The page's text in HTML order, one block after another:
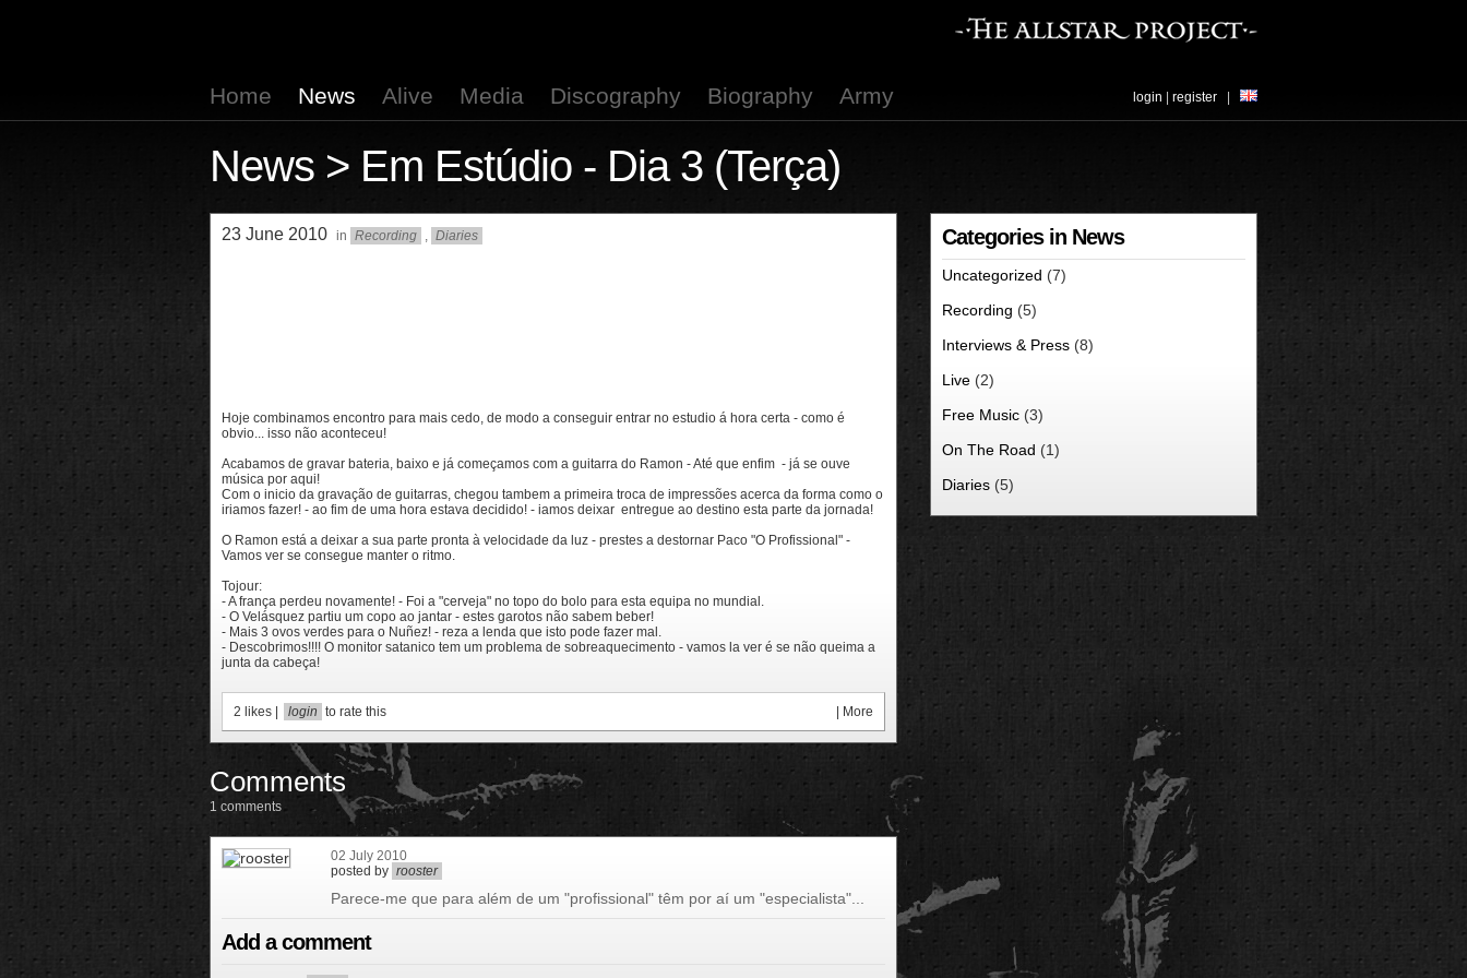
Home News Alive Media Discography Biography Army login register
News > Em Estúdio - Dia 3 (Terça)
23 June 2010 in Recording , Diaries
Hoje combinamos encontro para mais cedo, de modo a conseguir entrar no estudio á hora certa - como é
obvio... isso não aconteceu!
Acabamos de gravar bateria, baixo e já começamos com a guitarra do Ramon - Até que enfim - já se ouve
música por aqui!
Com o inicio da gravação de guitarras, chegou tambem a primeira troca de impressões acerca da forma como o
iriamos fazer! - ao fim de uma hora estava decidido! - iamos deixar entregue ao destino esta parte da jornada!
O Ramon está a deixar a sua parte pronta à velocidade da luz - prestes a destornar Paco "O Profissional" -
Vamos ver se consegue manter o ritmo.
Tojour:
- A frança perdeu novamente! - Foi a "cerveja" no topo do bolo para esta equipa no mundial.
- O Velásquez partiu um copo ao jantar - estes garotos não sabem beber!
- Mais 3 ovos verdes para o Nuñez! - reza a lenda que isto pode fazer mal.
- Descobrimos!!!! O monitor satanico tem um problema de sobreaquecimento - vamos la ver é se não queima a
junta da cabeça!
2 likes | login to rate this More
Comments
1 comments
02 July 2010
posted by rooster
Parece-me que para além de um "profissional" têm por aí um "especialista"...
Add a comment
Categories in News
Uncategorized (7)
Recording (5)
Interviews & Press (8)
Live (2)
Free Music (3)
On The Road (1)
Diaries (5)